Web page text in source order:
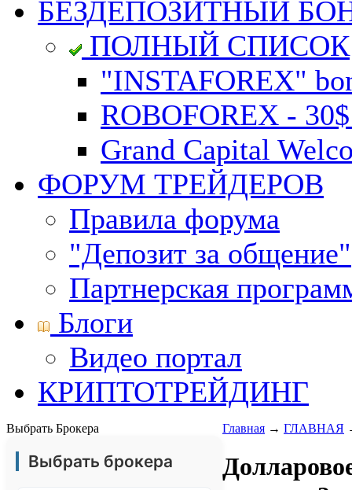
БЕЗДЕПОЗИТНЫЙ
ПОЛНЫЙ СПИСОК
"INSTAFOREX"
ROBOFOREX -
Grand Capital
ФОРУМ ТРЕЙДЕРОВ
Правила форума
"Депозит за общение"
Партнерская
Блоги
Видео портал
КРИПТОТРЕЙДИНГ
Выбрать Брокера
Выбрать брокера
Главная → ГЛАВНАЯ